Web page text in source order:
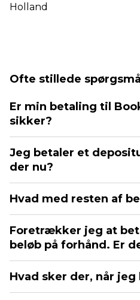
Holland
Ofte stillede spørgsmål
Er min betaling til
sikker?
Jeg betaler et
der nu?
Hvad med resten af
Foretrækker jeg at
beløb på forhånd. Er
Hvad sker der, når jeg